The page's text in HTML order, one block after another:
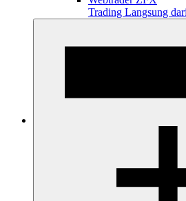
Trading Langsung